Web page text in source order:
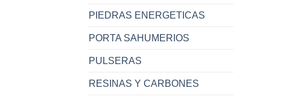
PIEDRAS ENERGETICAS
PORTA SAHUMERIOS
PULSERAS
RESINAS Y CARBONES